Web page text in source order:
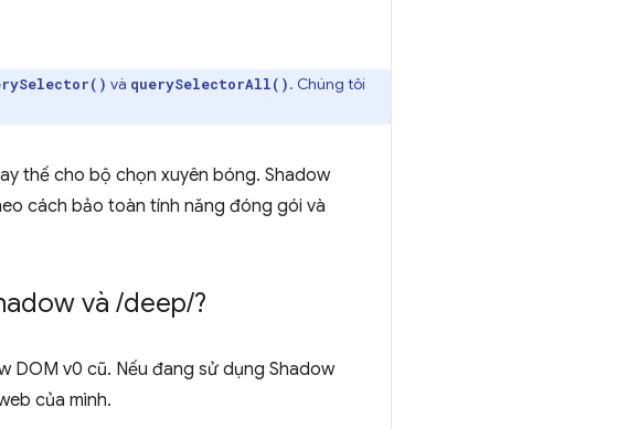
và querySelectorAll(). Chúng tôi
thế cho bộ chọn xuyên bóng. Shadow
cách bảo toàn tính năng đóng gói và
và /deep/?
DOM v0 cũ. Nếu đang sử dụng Shadow
của mình.